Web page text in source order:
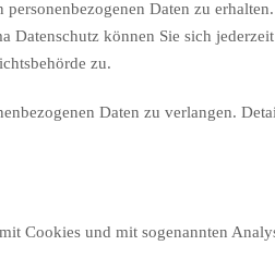
Daten zu
können Sie sich
zu.
Daten zu verlangen.
Cookies und mit sogenannten